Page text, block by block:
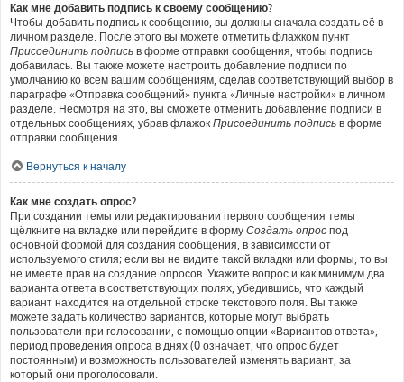
Как мне добавить подпись к своему сообщению?
Чтобы добавить подпись к сообщению, вы должны сначала создать её в
личном разделе. После этого вы можете отметить флажком пункт
Присоединить подпись в форме отправки сообщения, чтобы подпись
добавилась. Вы также можете настроить добавление подписи по
умолчанию ко всем вашим сообщениям, сделав соответствующий выбор в
параграфе «Отправка сообщений» пункта «Личные настройки» в личном
разделе. Несмотря на это, вы сможете отменить добавление подписи в
отдельных сообщениях, убрав флажок Присоединить подпись в форме
отправки сообщения.
Вернуться к началу
Как мне создать опрос?
При создании темы или редактировании первого сообщения темы
щёлкните на вкладке или перейдите в форму Создать опрос под
основной формой для создания сообщения, в зависимости от
используемого стиля; если вы не видите такой вкладки или формы, то вы
не имеете прав на создание опросов. Укажите вопрос и как минимум два
варианта ответа в соответствующих полях, убедившись, что каждый
вариант находится на отдельной строке текстового поля. Вы также
можете задать количество вариантов, которые могут выбрать
пользователи при голосовании, с помощью опции «Вариантов ответа»,
период проведения опроса в днях (0 означает, что опрос будет
постоянным) и возможность пользователей изменять вариант, за
который они проголосовали.